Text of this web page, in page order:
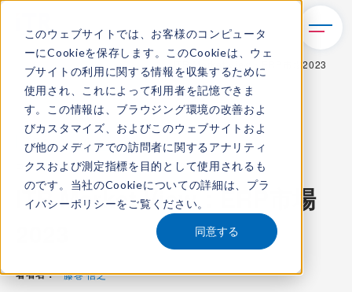
このウェブサイトでは、お客様のコンピュータ
ーにCookieを保存します。このCookieは、ウェ
ブサイトの利用に関する情報を収集するために
使用され、これによって利用者を記憶できま
す。この情報は、ブラウジング環境の改善およ
びカスタマイズ、およびこのウェブサイトおよ
び他のメディアでの訪問者に関するアナリティ
クスおよび測定指標を目的として使用されるも
のです。当社のCookieについての詳細は、 プラ
イバシーポリシーをご覧ください。
同意する
TOP レポート・ライブラリ ITR Market View：ERP市場2023
ITR Market View
コンテンツ番号：M-23000600 発刊日： 2023年3月23日
ITR Market View：ERP市場
著者名： 藤巻 信之